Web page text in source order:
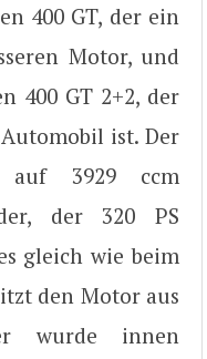
400 GT, der ein
Motor, und
400 GT 2+2, der
ist. Der
auf 3929 ccm
der 320 PS
gleich wie beim
den Motor aus
wurde innen